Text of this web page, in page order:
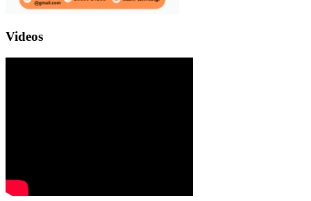
Videos